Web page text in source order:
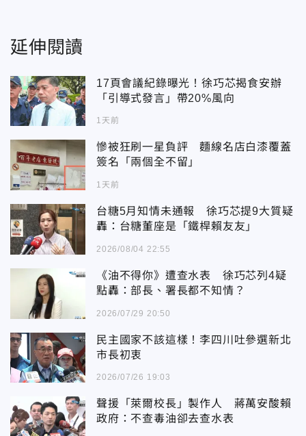
延伸閱讀
17頁會議紀錄曝光！徐巧芯揭食安辦
「引導式發言」帶20%風向
1天前
慘被狂刷一星負評 麵線名店白漆覆蓋
簽名「兩個全不留」
1天前
台糖5月知情未通報 徐巧芯提9大質疑
轟：台糖董座是「鐵桿賴友友」
2026/08/04 22:55
《油不得你》遭查水表 徐巧芯列4疑
點轟：部長、署長都不知情？
2026/07/29 20:50
民主國家不該這樣！李四川吐參選新北
市長初衷
2026/07/26 19:03
聲援「萊爾校長」製作人 蔣萬安酸賴
政府：不查毒油卻去查水表